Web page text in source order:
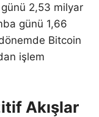
2,53 milyar
günü 1,66
Bitcoin
işlem
Akışlar